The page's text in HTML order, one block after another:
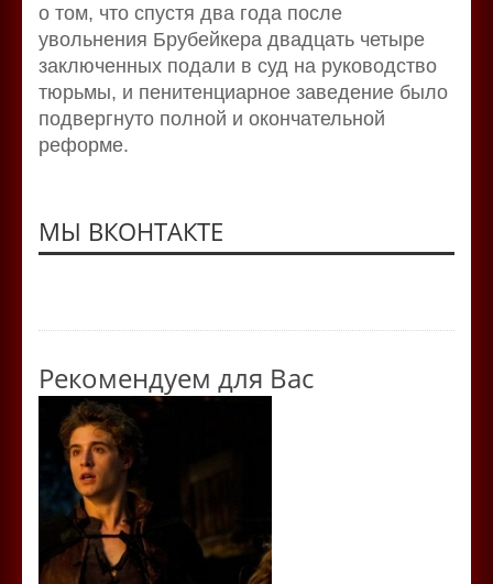
о том, что спустя два года после
увольнения Брубейкера двадцать четыре
заключенных подали в суд на руководство
тюрьмы, и пенитенциарное заведение было
подвергнуто полной и окончательной
реформе.
МЫ ВКОНТАКТЕ
Рекомендуем для Вас